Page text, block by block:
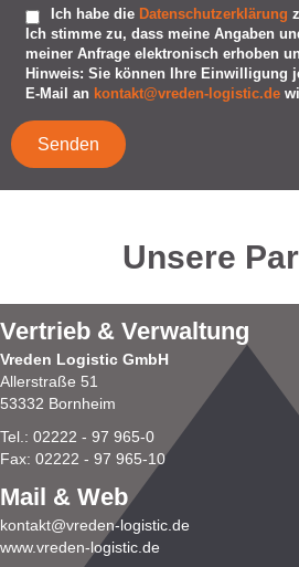
Bitte lasse dieses Feld leer.
Ich habe die Datenschutzerklärung
Ich stimme zu, dass meine Angaben
meiner Anfrage elektronisch erhoben
Hinweis: Sie können Ihre Einwilligung
E-Mail an kontakt@vreden-logistic.de
Unsere
Vertrieb & Verwaltung
Vreden Logistic GmbH
Allerstraße 51
53332 Bornheim
Tel.: 02222 - 97 965-0
Fax: 02222 - 97 965-10
Mail & Web
kontakt@vreden-logistic.de
www.vreden-logistic.de